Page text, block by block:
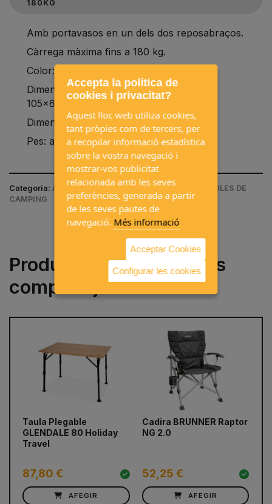
180KG
Amb portavasos en un dels dos reposabraços.
Càrrega màxima fins a 180 kg.
Color: negre.
Dimensions: seient 57x50x49cm / total
105x60x105cm.
Dimensions plegada: 104 x 17cm.
Pes: al voltant de 4,5 kg.
Categoria: ACCESSORIS DE CAMPING / CADIRES I TAULES DE
CAMPING
Productes que sovint es
compren junts
Taula Plegable
GLENDALE 80 Holiday
Travel
87,80 €
AFEGIR
Cadira BRUNNER Raptor
NG 2.0
52,25 €
AFEGIR
prev next
Accepta la política de
cookies i privacitat?
Aquest lloc web utiliza cookies,
tant pròpies com de tercers, per
a recopilar informació estadística
sobre la vostra navegació i
mostrar-vos publicitat
relacionada amb les seves
preferències, generada a partir
de les seves pautes de
navegació. Més informació
Acceptar Cookies
Configurar les cookies